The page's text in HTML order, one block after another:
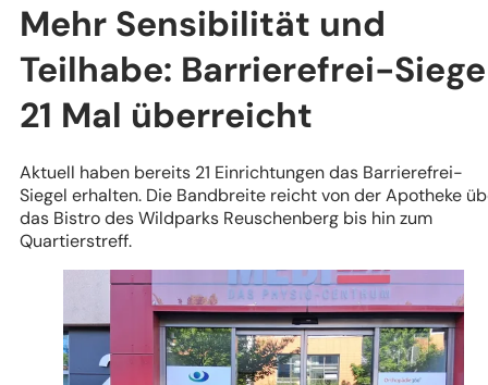
Mehr Sensibilität und
Teilhabe: Barrierefrei-
21 Mal überreicht
Aktuell haben bereits 21 Einrichtungen das Barrierefrei-
Siegel erhalten. Die Bandbreite reicht von der Apotheke
das Bistro des Wildparks Reuschenberg bis hin zum
Quartierstreff.